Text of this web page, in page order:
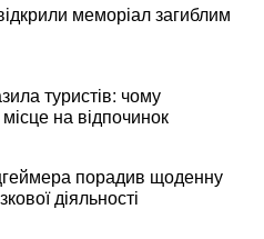
меморіал загиблим
туристів: чому
на відпочинок
порадив щоденну
діяльності